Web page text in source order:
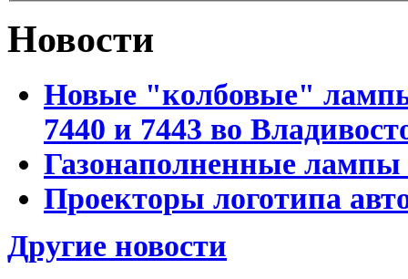
Новости
Новые "колбовые"
7440 и 7443 во
Газонаполненные лампы
Проекторы логотипа
Другие новости